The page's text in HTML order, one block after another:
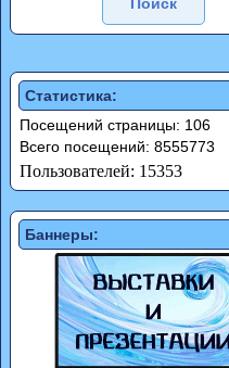
Статистика:
Посещений страницы: 106
Всего посещений: 8555773
Пользователей: 15353
Баннеры: